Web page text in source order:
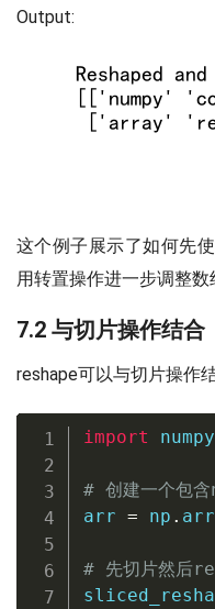
Output:
这个例子展示了如何先
用转置操作进一步调整数
7.2 与切片操作结合
reshape可以与切片操作
import numpy
# 创建一个包
arr = np .
# 先切片然后